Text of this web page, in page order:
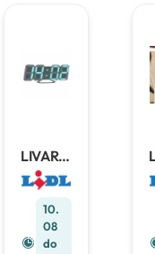
LIVARN
O LED
sat
Komad
10.
08
do